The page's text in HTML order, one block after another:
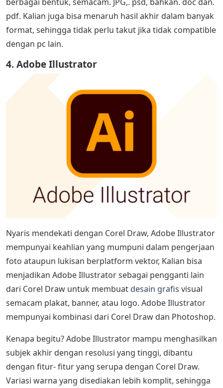
pdf. Kalian juga bisa menaruh hasil akhir dalam banyak
format, sehingga tidak perlu takut jika tidak compatible
dengan pc lain.
4. Adobe Illustrator
Nyaris mendekati dengan Corel Draw, Adobe Illustrator
mempunyai keahlian yang mumpuni dalam pengerjaan
foto ataupun lukisan berplatform vektor, Kalian bisa
menjadikan Adobe Illustrator sebagai pengganti lain
dari Corel Draw untuk membuat desain grafis visual
semacam plakat, banner, atau logo. Adobe Illustrator
mempunyai kombinasi dari Corel Draw dan Photoshop.
Kenapa begitu? Adobe Illustrator mampu menghasilkan
subjek akhir dengan resolusi yang tinggi, dibantu
dengan fitur- fitur yang serupa dengan Corel Draw.
Variasi warna yang disediakan lebih komplit, sehingga